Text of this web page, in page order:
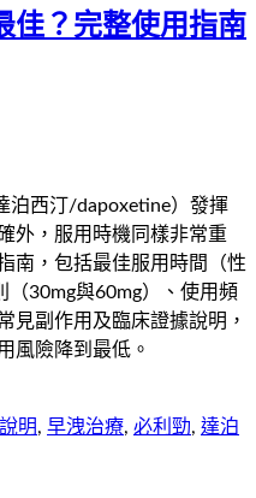
佳？完整使用指南
泊西汀/dapoxetine）發揮
外，服用時機同樣非常重
南，包括最佳服用時間（性
30mg與60mg）、使用頻
見副作用及臨床證據說明，
風險降到最低。
明, 早洩治療, 必利勁, 達泊